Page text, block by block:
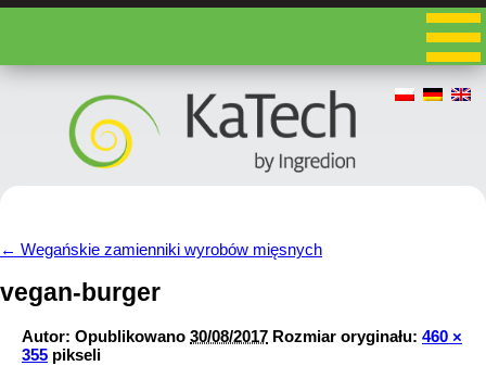
← Wegańskie zamienniki wyrobów mięsnych
vegan-burger
Autor: Opublikowano 30/08/2017 Rozmiar oryginału: 460 ×
355 pikseli